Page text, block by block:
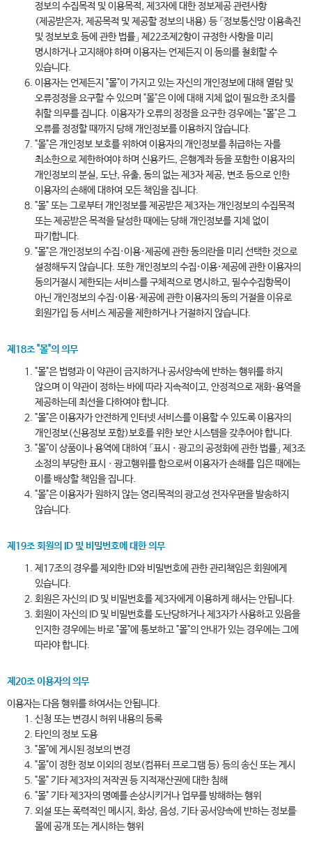
정보의 수집목적 및 이용목적, 제3자에 대한 정보제공 관련사항
(제공받은자, 제공목적 및 제공할 정보의 내용) 등 「정보통신망 이용촉진
및 정보보호 등에 관한 법률」 제22조제2항이 규정한 사항을 미리
명시하거나 고지해야 하며 이용자는 언제든지 이 동의를 철회할 수
있습니다.
이용자는 언제든지 "몰"이 가지고 있는 자신의 개인정보에 대해 열람 및
오류정정을 요구할 수 있으며 "몰"은 이에 대해 지체 없이 필요한 조치를
취할 의무를 집니다. 이용자가 오류의 정정을 요구한 경우에는 "몰"은 그
오류를 정정할 때까지 당해 개인정보를 이용하지 않습니다.
"몰"은 개인정보 보호를 위하여 이용자의 개인정보를 취급하는 자를
최소한으로 제한하여야 하며 신용카드, 은행계좌 등을 포함한 이용자의
개인정보의 분실, 도난, 유출, 동의 없는 제3자 제공, 변조 등으로 인한
이용자의 손해에 대하여 모든 책임을 집니다.
"몰" 또는 그로부터 개인정보를 제공받은 제3자는 개인정보의 수집목적
또는 제공받은 목적을 달성한 때에는 당해 개인정보를 지체 없이
파기합니다.
"몰"은 개인정보의 수집·이용·제공에 관한 동의란을 미리 선택한 것으로
설정해두지 않습니다. 또한 개인정보의 수집·이용·제공에 관한 이용자의
동의거절시 제한되는 서비스를 구체적으로 명시하고, 필수수집항목이
아닌 개인정보의 수집·이용·제공에 관한 이용자의 동의 거절을 이유로
회원가입 등 서비스 제공을 제한하거나 거절하지 않습니다.
제18조 "몰"의 의무
"몰"은 법령과 이 약관이 금지하거나 공서양속에 반하는 행위를 하지
않으며 이 약관이 정하는 바에 따라 지속적이고, 안정적으로 재화·용역을
제공하는데 최선을 다하여야 합니다.
"몰"은 이용자가 안전하게 인터넷 서비스를 이용할 수 있도록 이용자의
개인정보(신용정보 포함)보호를 위한 보안 시스템을 갖추어야 합니다.
"몰"이 상품이나 용역에 대하여 「표시ㆍ광고의 공정화에 관한 법률」 제3조
소정의 부당한 표시ㆍ광고행위를 함으로써 이용자가 손해를 입은 때에는
이를 배상할 책임을 집니다.
"몰"은 이용자가 원하지 않는 영리목적의 광고성 전자우편을 발송하지
않습니다.
제19조 회원의 ID 및 비밀번호에 대한 의무
제17조의 경우를 제외한 ID와 비밀번호에 관한 관리책임은 회원에게
있습니다.
회원은 자신의 ID 및 비밀번호를 제3자에게 이용하게 해서는 안됩니다.
회원이 자신의 ID 및 비밀번호를 도난당하거나 제3자가 사용하고 있음을
인지한 경우에는 바로 "몰"에 통보하고 "몰"의 안내가 있는 경우에는 그에
따라야 합니다.
제20조 이용자의 의무
이용자는 다음 행위를 하여서는 안됩니다.
신청 또는 변경시 허위 내용의 등록
타인의 정보 도용
"몰"에 게시된 정보의 변경
"몰"이 정한 정보 이외의 정보(컴퓨터 프로그램 등) 등의 송신 또는 게시
"몰" 기타 제3자의 저작권 등 지적재산권에 대한 침해
"몰" 기타 제3자의 명예를 손상시키거나 업무를 방해하는 행위
외설 또는 폭력적인 메시지, 화상, 음성, 기타 공서양속에 반하는 정보를
몰에 공개 또는 게시하는 행위